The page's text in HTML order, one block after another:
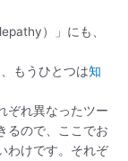
）」にも、
、もうひとつは知
ぞれ異なったツー
るので、ここでお
わけです。それぞ